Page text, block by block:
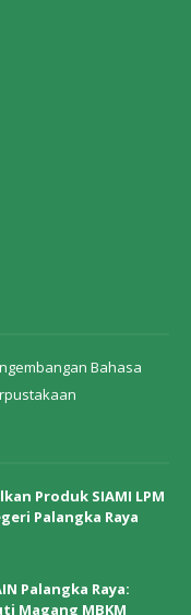
Bahasa
Produk SIAMI LPM
Palangka Raya
Palangka Raya:
Magang MBKM